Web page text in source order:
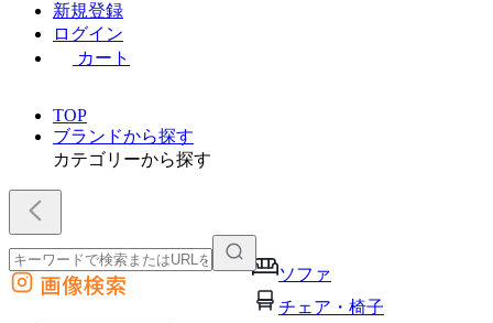
新規登録
ログイン
カート
TOP
ブランドから探す
カテゴリーから探す
ソファ
チェア・椅子
外部サイトの商品をカートに追加
他のサイトで見つけた商品ページのURLを貼り付けて、カートに追加できます
画像検索